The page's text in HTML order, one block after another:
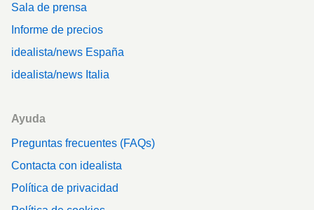
Sala de prensa
Informe de precios
idealista/news España
idealista/news Italia
Ayuda
Preguntas frecuentes (FAQs)
Contacta con idealista
Política de privacidad